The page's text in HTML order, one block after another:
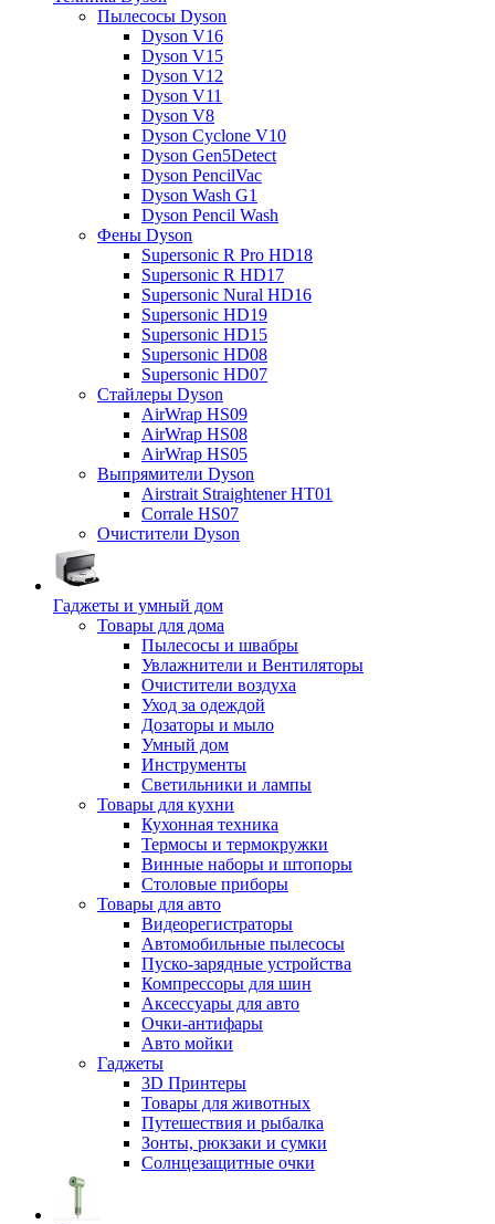
Пылесосы Dyson
Dyson V16
Dyson V15
Dyson V12
Dyson V11
Dyson V8
Dyson Cyclone V10
Dyson Gen5Detect
Dyson PencilVac
Dyson Wash G1
Dyson Pencil Wash
Фены Dyson
Supersonic R Pro HD18
Supersonic R HD17
Supersonic Nural HD16
Supersonic HD19
Supersonic HD15
Supersonic HD08
Supersonic HD07
Стайлеры Dyson
AirWrap HS09
AirWrap HS08
AirWrap HS05
Выпрямители Dyson
Airstrait Straightener HT01
Corrale HS07
Очистители Dyson
Гаджеты и умный дом
Товары для дома
Пылесосы и швабры
Увлажнители и Вентиляторы
Очистители воздуха
Уход за одеждой
Дозаторы и мыло
Умный дом
Инструменты
Светильники и лампы
Товары для кухни
Кухонная техника
Термосы и термокружки
Винные наборы и штопоры
Столовые приборы
Товары для авто
Видеорегистраторы
Автомобильные пылесосы
Пуско-зарядные устройства
Компрессоры для шин
Аксессуары для авто
Очки-антифары
Авто мойки
Гаджеты
3D Принтеры
Товары для животных
Путешествия и рыбалка
Зонты, рюкзаки и сумки
Солнцезащитные очки